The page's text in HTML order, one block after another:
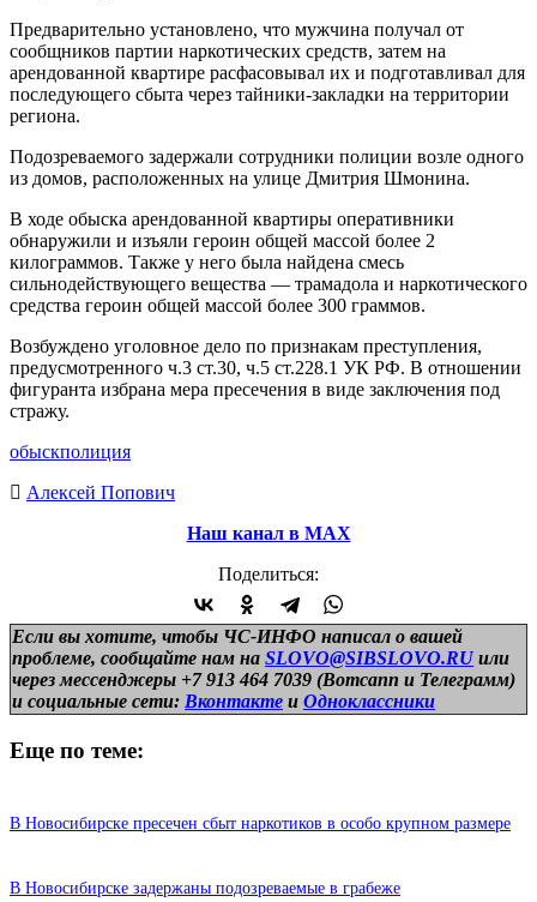
Предварительно установлено, что мужчина получал от
сообщников партии наркотических средств, затем на
арендованной квартире расфасовывал их и подготавливал для
последующего сбыта через тайники-закладки на территории
региона.
Подозреваемого задержали сотрудники полиции возле одного
из домов, расположенных на улице Дмитрия Шмонина.
В ходе обыска арендованной квартиры оперативники
обнаружили и изъяли героин общей массой более 2
килограммов. Также у него была найдена смесь
сильнодействующего вещества — трамадола и наркотического
средства героин общей массой более 300 граммов.
Возбуждено уголовное дело по признакам преступления,
предусмотренного ч.3 ст.30, ч.5 ст.228.1 УК РФ. В отношении
фигуранта избрана мера пресечения в виде заключения под
стражу.
обыскполиция
Алексей Попович
Наш канал в МАХ
Поделиться:
Если вы хотите, чтобы ЧС-ИНФО написал о вашей
проблеме, сообщайте нам на SLOVO@SIBSLOVO.RU или
через мессенджеры +7 913 464 7039 (Вотсапп и Телеграмм)
и социальные сети: Вконтакте и Одноклассники
Еще по теме:
В Новосибирске пресечен сбыт наркотиков в особо крупном размере
В Новосибирске задержаны подозреваемые в грабеже